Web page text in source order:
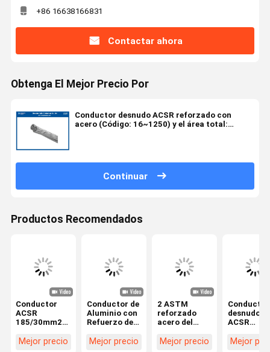
+86 16638166831
Contactar ahora
Obtenga El Mejor Precio Por
Conductor desnudo ACSR reforzado con
acero (Código: 16~1250) y el área total:
Continuar
Productos Recomendados
Conductor
ACSR
185/30mm2
con núcleo de
Mejor precio
Conductor de
Aluminio con
Refuerzo de
Desnudo FOX
Mejor precio
2 ASTM
reforzado
acero del
aluminio del
Mejor precio
Conductor
desnudo
ACSR
200 mm2
Mejor